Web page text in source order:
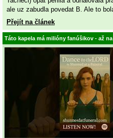
ale uz zabudla povedat B. Ale to
Přejít na článek
Táto kapela má milióny fanúšikov - až